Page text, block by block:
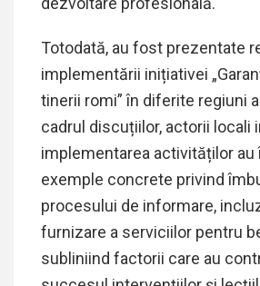
Totodată, au fost prezentate
implementării inițiativei
tinerii romi” în diferite regiuni
cadrul discuțiilor, actorii locali
implementarea activităților
exemple concrete privind
procesului de informare,
furnizare a serviciilor pentru
subliniind factorii care au